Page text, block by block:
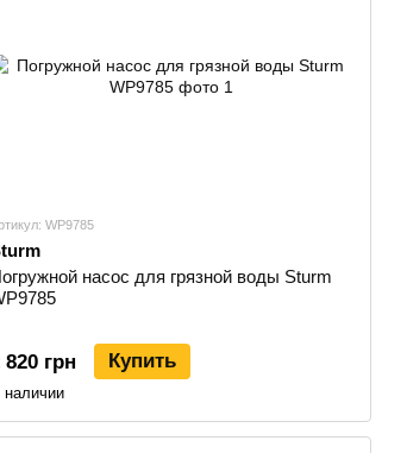
WP9785
насос для грязной воды Sturm
820 грн Купить
наличии